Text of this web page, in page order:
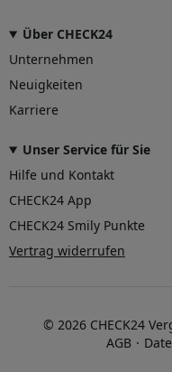
Über CHECK24
Unternehmen
Neuigkeiten
Karriere
Unser Service für Sie
Hilfe und Kontakt
CHECK24 App
CHECK24 Smily Punkte
Vertrag widerrufen
© 2026 CHECK24
AGB